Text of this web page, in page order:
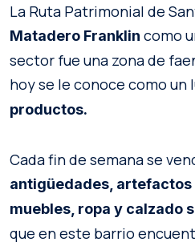
La Ruta Patrimonial de
Matadero Franklin como
sector fue una zona de
hoy se le conoce como un
productos.
Cada fin de semana se
antigüedades, artefactos
muebles, ropa y calzado
que en este barrio